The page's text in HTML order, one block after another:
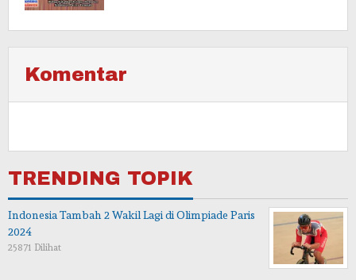
Komentar
TRENDING TOPIK
Indonesia Tambah 2 Wakil Lagi di Olimpiade Paris
2024
25871 Dilihat